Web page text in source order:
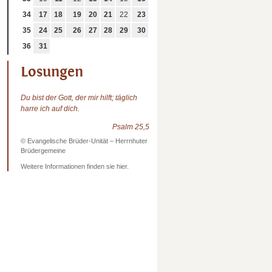
34
17 18 19 20 21 22
23
35
24 25 26 27 28 29
30
36
31
Losungen
Du bist der Gott, der mir hilft; täglich
harre ich auf dich.
Psalm 25,5
© Evangelische Brüder-Unität – Herrnhuter
Brüdergemeine
Weitere Informationen finden sie hier.